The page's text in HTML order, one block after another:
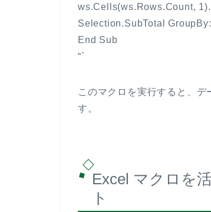
ws.Cells(ws.Rows.Count,
Selection.SubTotal
End Sub
“`
このマクロを実行すると、
す。
Excel マクロを
ト